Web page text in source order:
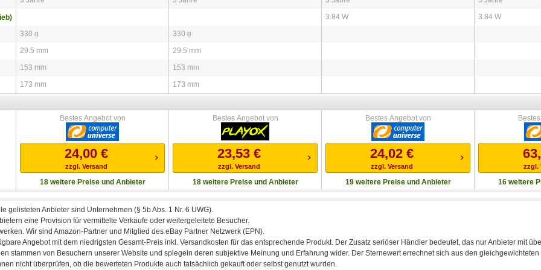
3.84 W
3.84 W
330 g
330 g
29.5 mm
29.5 mm
153 mm
153 mm
173 mm
173 mm
Bestes Angebot von
24,00 €
zzgl. Versand
18 weitere Preise und Anbieter
Bestes Angebot von
23,53 €
zzgl. Versand
18 weitere Preise und Anbieter
Bestes Angebot von
24,02 €
zzgl. Versand
19 weitere Preise und Anbieter
zzgl.
16 weitere